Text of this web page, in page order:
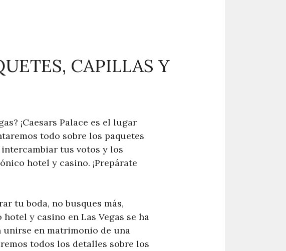
CAPILLAS Y
¡Caesars Palace es el lugar
todo sobre los paquetes
tus votos y los
hotel y casino. ¡Prepárate
tu boda, no busques más,
y casino en Las Vegas se ha
en matrimonio de una
todos los detalles sobre los